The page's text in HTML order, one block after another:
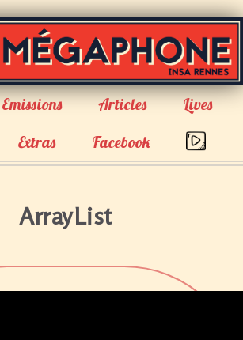
Emissions Articles
Lives
Extras Facebook
ArrayList